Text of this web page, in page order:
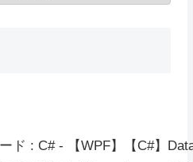
ド : C# - 【WPF】【C#】